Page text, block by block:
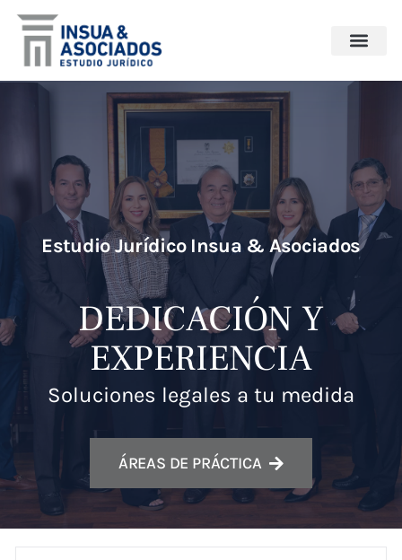
Repositorio
Estudio Jurídico Insua & Asociados
DEDICACIÓN Y
EXPERIENCIA
Soluciones legales a tu medida
ÁREAS DE PRÁCTICA